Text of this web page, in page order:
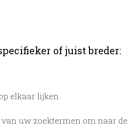
of juist breder:
elkaar lijken.
uw zoektermen om naar de